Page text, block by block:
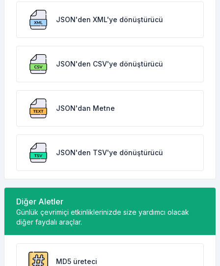
JSON'den XML'ye dönüştürücü
JSON'den CSV'ye dönüştürücü
JSON'dan Metne
JSON'den TSV'ye dönüştürücü
Diğer Aletler
Günlük çevrimiçi etkinliklerinizde size yardımcı olacak
diğer faydalı araçlar.
MD5 üreteci